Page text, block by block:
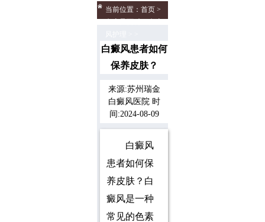
当前位置：首页 >
白癜风百科>白癜
白癜风患者如何
保养皮肤？
来源:苏州瑞金
白癜风医院 时
间:2024-08-09
白癜风
患者如何保
养皮肤？白
癜风是一种
常见的色素